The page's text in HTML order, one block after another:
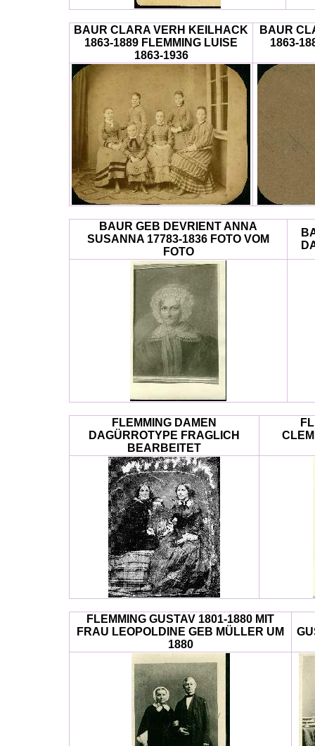
BAUR CLARA VERH KEILHACK
1863-1889 FLEMMING LUISE
1863-1936
BAUR
1863-
BAUR GEB DEVRIENT ANNA
SUSANNA 17783-1836 FOTO VOM
FOTO
FLEMMING DAMEN
DAGÜRROTYPE FRAGLICH
BEARBEITET
FLEMMING GUSTAV 1801-1880 MIT
FRAU LEOPOLDINE GEB MÜLLER UM
1880